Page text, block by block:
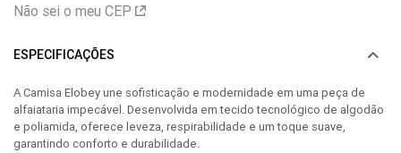
Não sei o meu CEP
ESPECIFICAÇÕES
A Camisa Elobey une sofisticação e modernidade em uma peça de
alfaiataria impecável. Desenvolvida em tecido tecnológico de algodão
e poliamida, oferece leveza, respirabilidade e um toque suave,
garantindo conforto e durabilidade.